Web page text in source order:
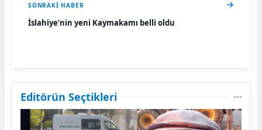
SONRAKI HABER
İslahiye’nin yeni Kaymakamı belli oldu
Editörün Seçtikleri